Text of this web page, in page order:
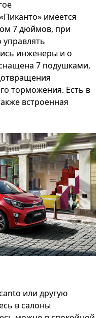
имеется
7 дюймов, при
инженеры и о
7 подушками,
торможения. Есть в
встроенная
или другую
в салоны